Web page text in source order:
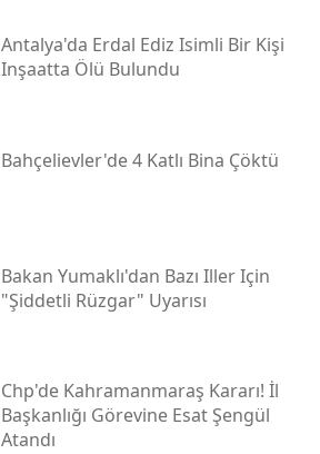
Antalya'da Erdal Ediz Isimli Bir Kişi
Inşaatta Ölü Bulundu
Bahçelievler'de 4 Katlı Bina Çöktü
Bakan Yumaklı'dan Bazı Iller Için
"şiddetli Rüzgar" Uyarısı
Chp'de Kahramanmaraş Kararı! İl
Başkanlığı Görevine Esat Şengül
Atandı